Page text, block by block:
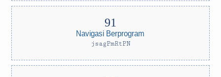
Navigasi Berprogram
jsagPmRtPN